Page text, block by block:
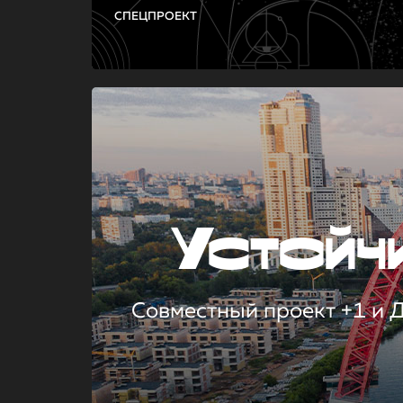
СПЕЦПРОЕКТ
Совместный проект +1 и